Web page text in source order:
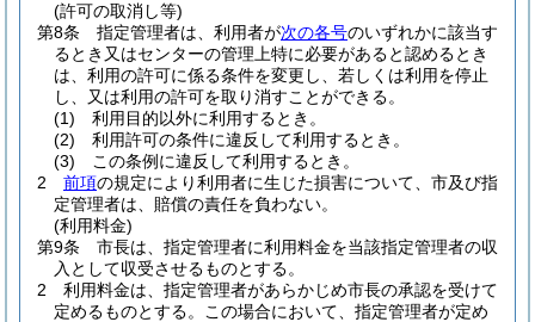
(許可の取消し等)
第8条
指定管理者は、利用者が次の各号のいずれかに該当す
るとき又はセンターの管理上特に必要があると認めるとき
は、利用の許可に係る条件を変更し、若しくは利用を停止
し、又は利用の許可を取り消すことができる。
(1)
利用目的以外に利用するとき。
(2)
利用許可の条件に違反して利用するとき。
(3)
この条例に違反して利用するとき。
2
前項の規定により利用者に生じた損害について、市及び指
定管理者は、賠償の責任を負わない。
(利用料金)
第9条
市長は、指定管理者に利用料金を当該指定管理者の収
入として収受させるものとする。
2
利用料金は、指定管理者があらかじめ市長の承認を受けて
定めるものとする。
この場合において、指定管理者が定め